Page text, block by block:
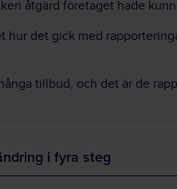
åtgärd företaget hade
hur det gick med
tillbud, och det är de
i fyra steg